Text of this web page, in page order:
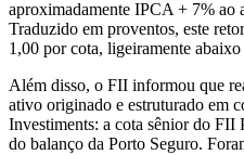
aproximadamente IPCA + 7% ao
Traduzido em proventos, este
1,00 por cota, ligeiramente
Além disso, o FII informou que
ativo originado e estruturado em
Investiments: a cota sênior do
do balanço da Porto Seguro.